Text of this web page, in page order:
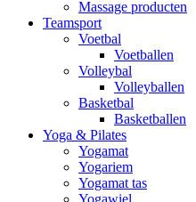
Massage producten
Teamsport
Voetbal
Voetballen
Volleybal
Volleyballen
Basketbal
Basketballen
Yoga & Pilates
Yogamat
Yogariem
Yogamat tas
Yogawiel